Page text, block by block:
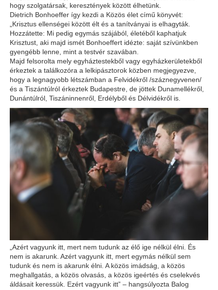
hogy szolgatársak, keresztények között élhetünk.
Dietrich Bonhoeffer így kezdi a Közös élet című könyvét:
„Krisztus ellenségei között élt és a tanítványai is elhagyták.
Hozzátette: Mi pedig egymás szájából, életéből kaphatjuk
Krisztust, aki majd ismét Bonhoeffert idézte: saját szívünkben
gyengébb lenne, mint a testvér szavában.
Majd felsorolta mely egyháztestekből vagy egyházkerületekből
érkeztek a találkozóra a lelkipásztorok közben megjegyezve,
hogy a legnagyobb létszámban a Felvidékről /száznegyvenen/
és a Tiszántúlról érkeztek Budapestre, de jöttek Dunamellékről,
Dunántúlról, Tiszáninnenről, Erdélyből és Délvidékről is.
„Azért vagyunk itt, mert nem tudunk az élő ige nélkül élni. És
nem is akarunk. Azért vagyunk itt, mert egymás nélkül sem
tudunk és nem is akarunk élni. A közös imádság, a közös
meghallgatás, a közös olvasás, a közös igeértés és cselekvés
áldásait keressük. Ezért vagyunk itt” – hangsúlyozta Balog